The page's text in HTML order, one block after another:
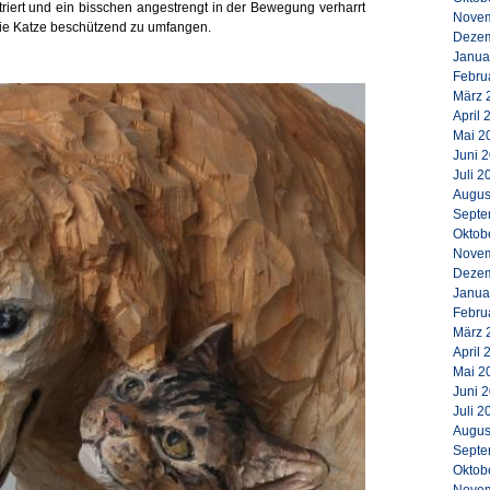
und ein bisschen angestrengt in der Bewegung verharrt
Katze beschützend zu umfangen.
März
April
Mai
Juni
Juli
März
April
Mai
Juni
Juli